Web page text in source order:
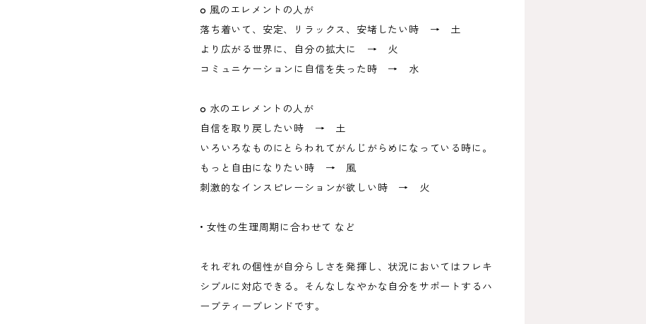
o 風のエレメントの人が
落ち着いて、安定、リラックス、安堵したい時 → 土
より広がる世界に、自分の拡大に → 火
コミュニケーションに自信を失った時 → 水
o 水のエレメントの人が
自信を取り戻したい時 → 土
いろいろなものにとらわれてがんじがらめになっている時に。
もっと自由になりたい時 → 風
刺激的なインスピレーションが欲しい時 → 火
• 女性の生理周期に合わせて など
それぞれの個性が自分らしさを発揮し、状況においてはフレキ
シブルに対応できる。そんなしなやかな自分をサポートするハ
ーブティーブレンドです。